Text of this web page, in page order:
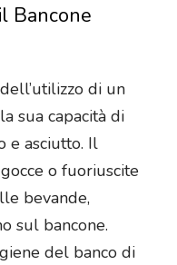
Bancone
di un
sua capacità di
e asciutto. Il
o fuoriuscite
bevande,
sul bancone.
del banco di